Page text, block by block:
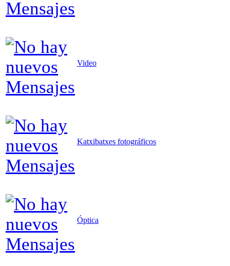
Video
Katxibatxes fotográficos
Óptica